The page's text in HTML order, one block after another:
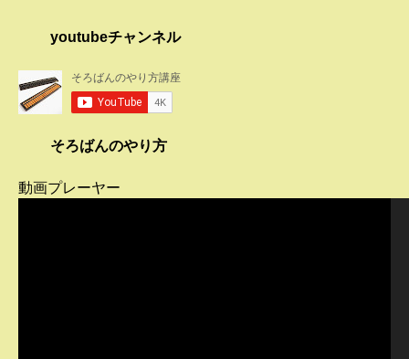
youtubeチャンネル
そろばんのやり方
動画プレーヤー